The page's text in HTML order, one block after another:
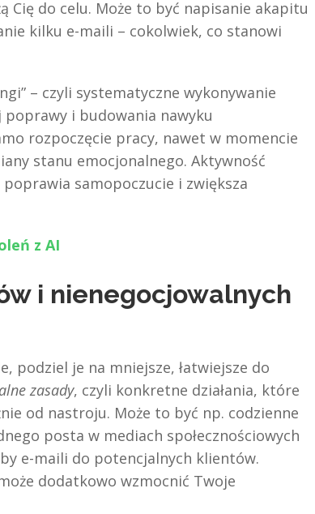
do celu. Może to być napisanie akapitu
kilku e-maili – cokolwiek, co stanowi
– czyli systematyczne wykonywanie
poprawy i budowania nawyku
rozpoczęcie pracy, nawet w momencie
stanu emocjonalnego. Aktywność
samopoczucie i zwiększa
z AI
i nienegocjowalnych
podziel je na mniejsze, łatwiejsze do
zasady, czyli konkretne działania, które
od nastroju. Może to być np. codzienne
posta w mediach społecznościowych
e-maili do potencjalnych klientów.
dodatkowo wzmocnić Twoje